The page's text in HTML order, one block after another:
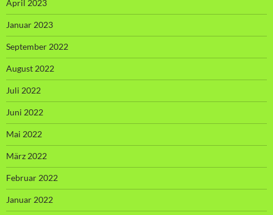
April 2023
Januar 2023
September 2022
August 2022
Juli 2022
Juni 2022
Mai 2022
März 2022
Februar 2022
Januar 2022